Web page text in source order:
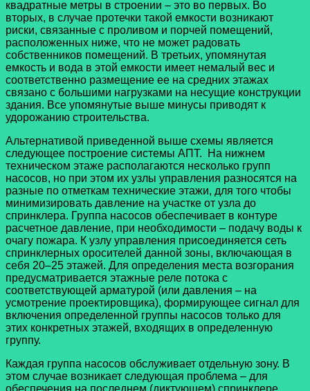
квадратные метры в строении – это во первых. Во
вторых, в случае протечки такой емкости возникают
риски, связанные с проливом и порчей помещений,
расположенных ниже, что не может радовать
собственников помещений. В третьих, упомянутая
емкость и вода в этой емкости имеет немалый вес и
соответственно размещение ее на средних этажах
связано с большими нагрузками на несущие конструкции
здания. Все упомянутые выше минусы приводят к
удорожанию строительства.
Альтернативой приведенной выше схемы является
следующее построение системы АПТ. На нижнем
техническом этаже располагаются несколько групп
насосов, но при этом их узлы управления разносятся на
разные по отметкам технические этажи, для того чтобы
минимизировать давление на участке от узла до
спринклера. Группа насосов обеспечивает в контуре
расчетное давление, при необходимости – подачу воды к
очагу пожара. К узлу управления присоединяется сеть
спринклерных оросителей данной зоны, включающая в
себя 20–25 этажей. Для определения места возгорания
предусматривается этажные реле потока с
соответствующей арматурой (или давления – на
усмотрение проектировщика), формирующее сигнал для
включения определенной группы насосов только для
этих конкретных этажей, входящих в определенную
группу.
Каждая группа насосов обслуживает отдельную зону. В
этом случае возникает следующая проблема – для
обеспечения на последнем (диктующем) спринклере